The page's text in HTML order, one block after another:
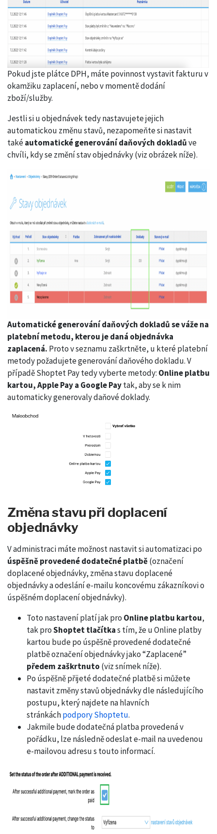
Pokud jste plátce DPH, máte povinnost vystavit fakturu v
okamžiku zaplacení, nebo v momentě dodání
zboží/služby.
Jestli si u objednávek tedy nastavujete jejich
automatickou změnu stavů, nezapomeňte si nastavit
takéautomatické generování daňových dokladůve
chvíli, kdy se změní stav objednávky (viz obrázek níže).
Automatické generování daňových dokladů se váže na
platební metodu, kterou je daná objednávka
zaplacená. Proto v seznamu zaškrtněte, u které platební
metody požadujete generování daňového dokladu. V
případě Shoptet Pay tedy vyberte metody: Online platbu
kartou, Apple Pay a Google Paytak, aby se k nim
automaticky generovaly daňové doklady.
Změna stavu při doplacení
objednávky
V administraci máte možnost nastavit si automatizaci po
úspěšně provedené dodatečné platbě(označení
doplacené objednávky, změna stavu doplacené
objednávky a odeslání e-mailu koncovému zákazníkovi o
úspěšném doplacení objednávky).
Toto nastavení platí jak pro Online platbu kartou,
tak proShoptet tlačítkas tím, že u Online platby
kartou bude po úspěšně provedené dodatečné
platbě označení objednávky jako “Zaplacené”
předem zaškrtnuto (viz snímek níže).
Po úspěšně přijeté dodatečné platbě si můžete
nastavit změny stavů objednávky dle následujícího
postupu, který najdete na hlavních
stránkáchpodpory Shoptetu.
Jakmile bude dodatečná platba provedená v
pořádku, lze následně odeslat e-mail na uvedenou
e-mailovou adresu s touto informací.